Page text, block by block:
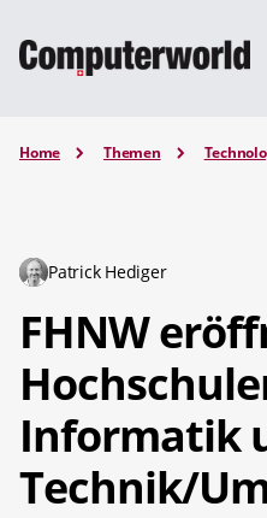
Home Themen
Patrick Hediger
FHNW
Informatik
Technik/